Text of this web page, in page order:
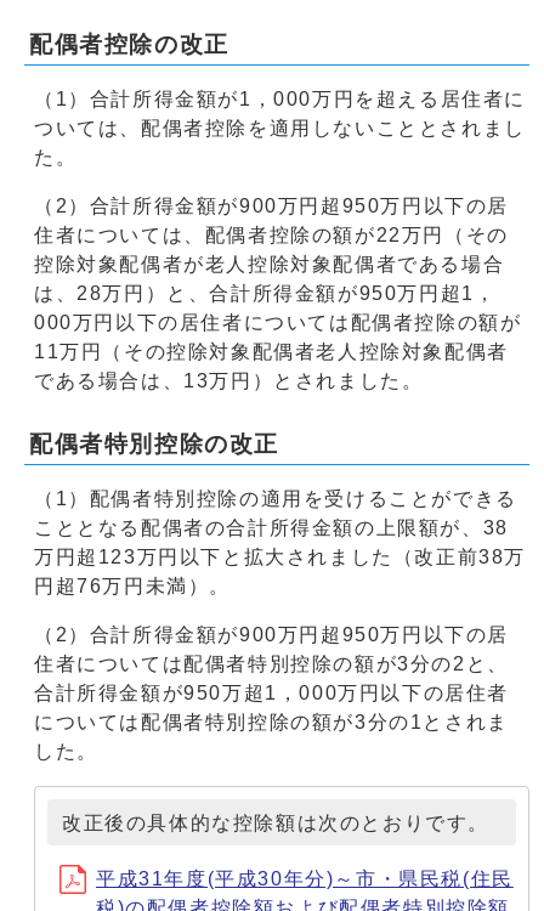
配偶者控除の改正
（1）合計所得金額が1，000万円を超える居住者に
ついては、配偶者控除を適用しないこととされまし
た。
（2）合計所得金額が900万円超950万円以下の居
住者については、配偶者控除の額が22万円（その
控除対象配偶者が老人控除対象配偶者である場合
は、28万円）と、合計所得金額が950万円超1，
000万円以下の居住者については配偶者控除の額が
11万円（その控除対象配偶者老人控除対象配偶者
である場合は、13万円）とされました。
配偶者特別控除の改正
（1）配偶者特別控除の適用を受けることができる
こととなる配偶者の合計所得金額の上限額が、38
万円超123万円以下と拡大されました（改正前38万
円超76万円未満）。
（2）合計所得金額が900万円超950万円以下の居
住者については配偶者特別控除の額が3分の2と、
合計所得金額が950万超1，000万円以下の居住者
については配偶者特別控除の額が3分の1とされま
した。
改正後の具体的な控除額は次のとおりです。
平成31年度(平成30年分)～市・県民税(住民